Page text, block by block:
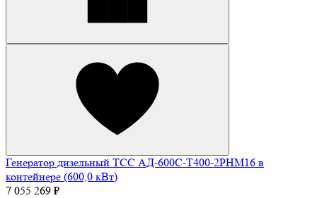
Генератор дизельный ТСС АД-600С-Т400-2РНМ16 в
контейнере (600,0 кВт)
7 055 269 ₽